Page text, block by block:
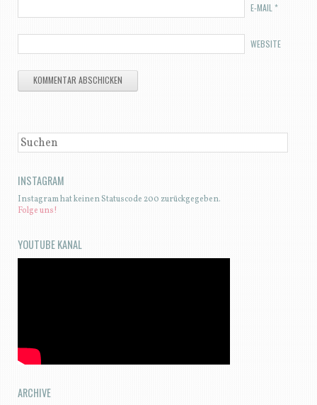
E-MAIL *
WEBSITE
SUCHEN
INSTAGRAM
Instagram hat keinen Statuscode 200 zurückgegeben.
Folge uns!
YOUTUBE KANAL
ARCHIVE